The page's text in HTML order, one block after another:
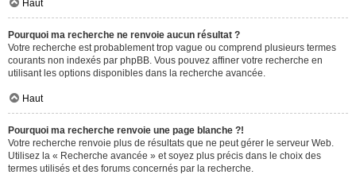
Haut
Pourquoi ma recherche ne renvoie aucun résultat ?
Votre recherche est probablement trop vague ou comprend plusieurs termes
courants non indexés par phpBB. Vous pouvez affiner votre recherche en
utilisant les options disponibles dans la recherche avancée.
Haut
Pourquoi ma recherche renvoie une page blanche ?!
Votre recherche renvoie plus de résultats que ne peut gérer le serveur Web.
Utilisez la « Recherche avancée » et soyez plus précis dans le choix des
termes utilisés et des forums concernés par la recherche.